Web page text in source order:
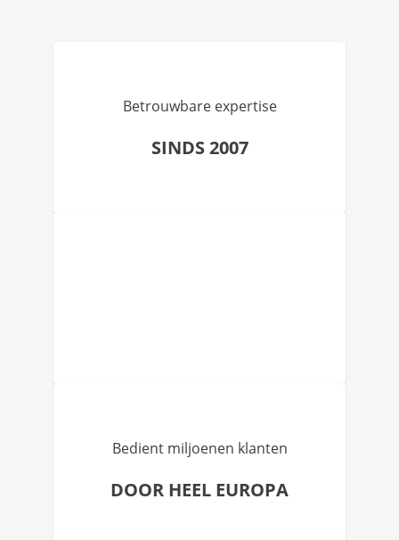
Betrouwbare expertise
SINDS 2007
Bedient miljoenen klanten
DOOR HEEL EUROPA